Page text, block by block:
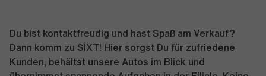
Du bist kontaktfreudig und hast Spaß am Verkauf?
Dann komm zu SIXT! Hier sorgst Du für zufriedene
Kunden, behältst unsere Autos im Blick und